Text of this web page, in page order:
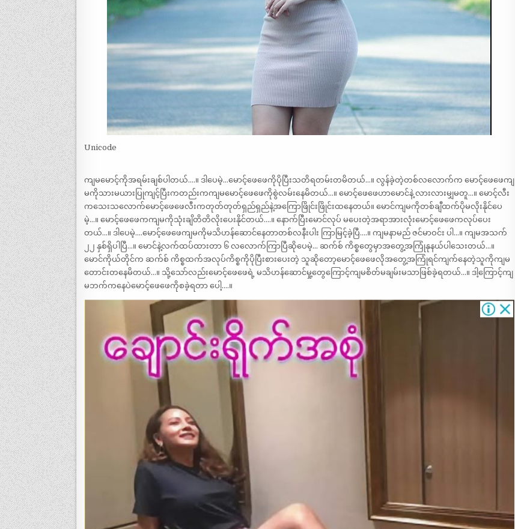
Unicode
ကျမမောင့်ကိုအရမ်းချစ်ပါတယ်….။ ဒါပေမဲ့…မောင့်ဖေဖေကိုပိုပြီးသတိရတမ်းတမိတယ်…။ လွန်ခဲ့တဲ့တစ်လလောက်က မောင့်ဖေဖေကျ
မကိုသားမယားပြုကျင့်ပြီးကတည်းကကျမမောင့်ဖေဖေကိုစွဲလမ်းနေမိတယ်…။ မောင့်ဖေဖေဟာမောင်နဲ့ လားလားမျှမတူ…။ မောင့်လီး
ကသေးသလောက်မောင့်ဖေဖေလီးကတုတ်တုတ်ရှည်ရှည်နဲ့အကြောဖြိုင်းဖြိုင်းထနေတယ်။ မောင်ကျမကိုတစ်ချီထက်ပိုမလိုးနိုင်ပေ
မဲ့…။ မောင့်ဖေဖေကကျမကိုသုံးချိတိတိလိုးပေးနိုင်တယ်….။ နောက်ပြီးမောင်လုပ် မပေးတဲ့အရာအားလုံးမောင့်ဖေဖေကလုပ်ပေး
တယ်…။ ဒါပေမဲ့….မောင့်ဖေဖေကျမကိုမသိဟန်ဆောင်နေတာတစ်လနီးပါး ကြာမြင့်ခဲ့ပြီ….။ ကျမနာမည် ဇင်မာဝင်း ပါ…။ ကျမအသက်
၂၂ နှစ်ရှိပါပြီ…။ မောင်နဲ့လက်ထပ်ထားတာ ၆ လလောက်ကြာပြီဆိုပေမဲ့… ဆက်စ် ကိစ္စတွေမှာအတွေ့အကြုံနုနယ်ပါသေးတယ်…။
မောင်ကိုယ်တိုင်က ဆက်စ် ကိစ္စထက်အလုပ်ကိစ္စကိုပိုပြီးစားပေးတဲ့ သူဆိုတော့မောင့်ဖေဖေလိုအတွေ့အကြုံရင်ကျက်နေတဲ့သူကိုကျမ
တောင်းတနေမိတယ်…။ သို့သော်လည်းမောင့်ဖေဖေရဲ့ မသိဟန်ဆောင်မှု့တွေကြောင့်ကျမစိတ်မချမ်းမသာဖြစ်ခဲ့ရတယ်…။ ဒါ့ကြောင့်ကျ
မဘက်ကနေပဲမောင့်ဖေဖေကိုစခဲ့ရတာ ပေါ့….။